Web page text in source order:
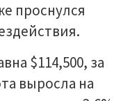
проснулся
$114,500, за
выросла на